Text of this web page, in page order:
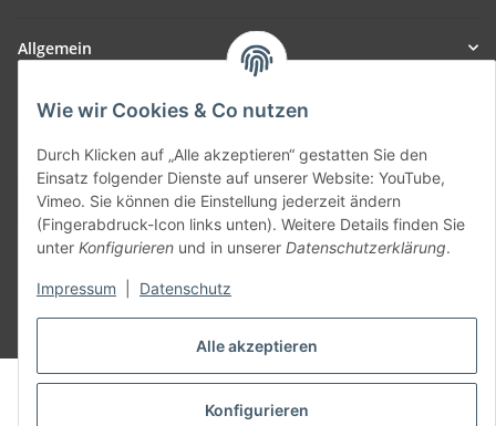
Alle akzeptieren
Konfigurieren
Wie wir Cookies & Co nutzen
Durch Klicken auf „Alle akzeptieren“ gestatten Sie den
Einsatz folgender Dienste auf unserer Website: YouTube,
Vimeo. Sie können die Einstellung jederzeit ändern
(Fingerabdruck-Icon links unten). Weitere Details finden Sie
unter Konfigurieren und in unserer Datenschutzerklärung.
Impressum Datenschutz
Allgemein
Teil unseres Netzwerks:
Vertrag widerrufen
© voltmaster.de
Powered byJTL-Shop